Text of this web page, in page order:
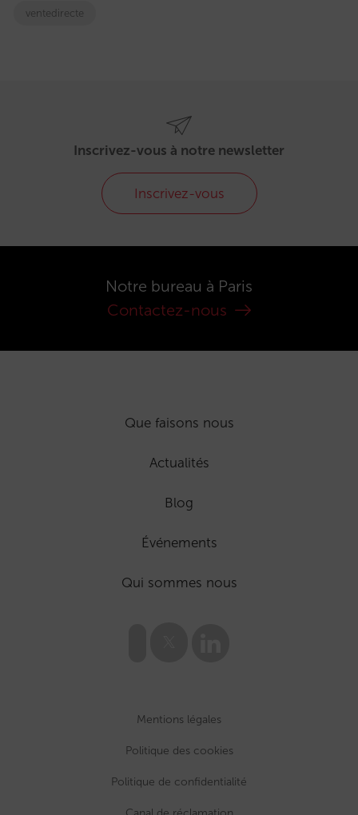
ventedirecte
Inscrivez-vous à notre newsletter
Inscrivez-vous
Notre bureau à Paris
Contactez-nous
Que faisons nous
Actualités
Blog
Événements
Qui sommes nous
Mentions légales
Politique des cookies
Politique de confidentialité